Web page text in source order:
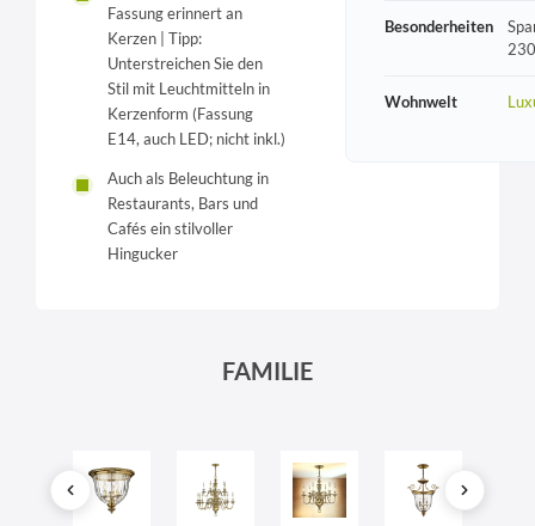
Fassung erinnert an
Kerzen | Tipp:
Unterstreichen Sie den
Stil mit Leuchtmitteln in
Kerzenform (Fassung
E14, auch LED; nicht inkl.)
Auch als Beleuchtung in
Restaurants, Bars und
Cafés ein stilvoller
Hingucker
Besonderheiten
Wohnwelt
FAMILIE